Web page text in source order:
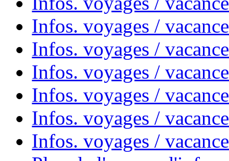
Infos. voyages /
Infos. voyages /
Infos. voyages /
Infos. voyages /
Infos. voyages /
Infos. voyages /